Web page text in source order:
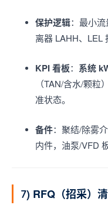
保护逻辑：最小
离器 LAHH、LEL
KPI 看板： 系统
（TAN/含水/颗
准状态。
备件：聚结/除雾
内件，油泵/VFD
7) RFQ（招采）